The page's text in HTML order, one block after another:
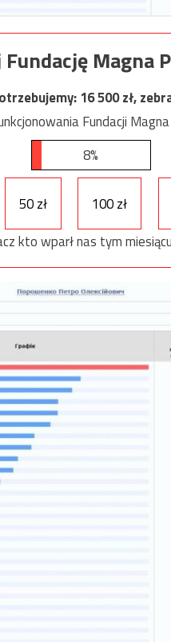
Magna
16 500zł,
Fundacji
8%
50 zł 100 zł
kto wparł nas tym